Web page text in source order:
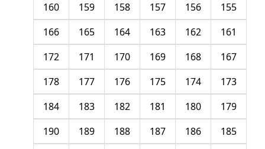
155
156
157
158
159
160
161
162
163
164
165
166
167
168
169
170
171
172
173
174
175
176
177
178
179
180
181
182
183
184
185
186
187
188
189
190